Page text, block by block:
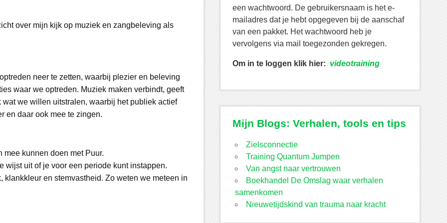
over mijn kijk op muziek en zangbeleving als
neer te zetten, waarbij plezier en beleving
waar we optreden. Muziek maken verbindt, geeft
we willen uitstralen, waarbij het publiek actief
en daar ook mee te zingen.
kunnen doen met Puur.
wijst uit of je voor een periode kunt instappen.
en stemvastheid. Zo weten we meteen in
een wachtwoord. De gebruikersnaam is het e-
mailadres dat je hebt opgegeven bij de aanschaf
van een pakket. Het wachtwoord heb je
vervolgens via mail toegezonden gekregen.
Om in te loggen klik hier: videotraining
Mijn Blogs: Verhalen, tools en tips
Zielsconnectie
Training Quantum Jumpen
Van angst naar vertrouwen
Boekhandel De Omslag waar verhalen
samenkomen
Nieuwetijdskind van trauma naar kracht